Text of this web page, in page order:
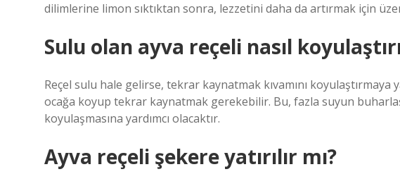
dilimlerine limon sıktıktan sonra, lezzetini daha da artırmak için
Sulu olan ayva reçeli nasıl
Reçel sulu hale gelirse, tekrar kaynatmak kıvamını
ocağa koyup tekrar kaynatmak gerekebilir. Bu, fazla suyun
koyulaşmasına yardımcı olacaktır.
Ayva reçeli şekere yatırılır mı?